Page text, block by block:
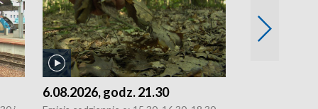
6.08.2026, godz. 21.30